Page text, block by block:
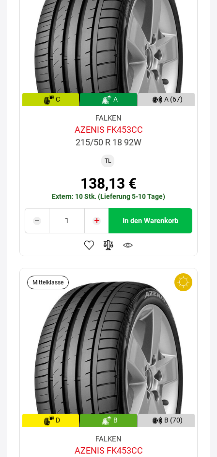
C A A (67)
FALKEN
AZENIS FK453CC
215/50 R 18 92W
TL
138,13 €
Extern: 10 Stk. (Lieferung 5-10 Tage)
In den Warenkorb
Mittelklasse
D B B (70)
FALKEN
AZENIS FK453CC